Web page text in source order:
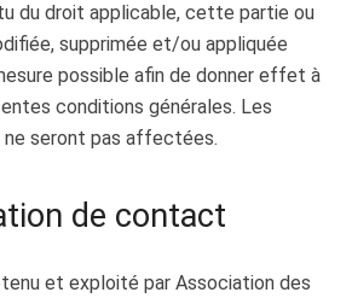
du droit applicable, cette partie ou
supprimée et/ou appliquée
possible afin de donner effet à
conditions générales. Les
seront pas affectées.
de contact
et exploité par Association des